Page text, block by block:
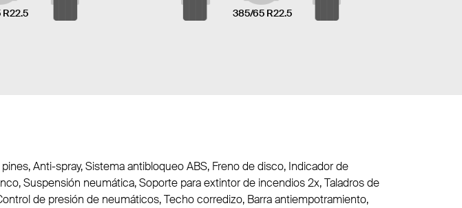
385/65 R22.5
Anti-spray, Sistema antibloqueo ABS, Freno de disco, Indicador de
Suspensión neumática, Soporte para extintor de incendios 2x, Taladros de
de presión de neumáticos, Techo corredizo, Barra antiempotramiento,